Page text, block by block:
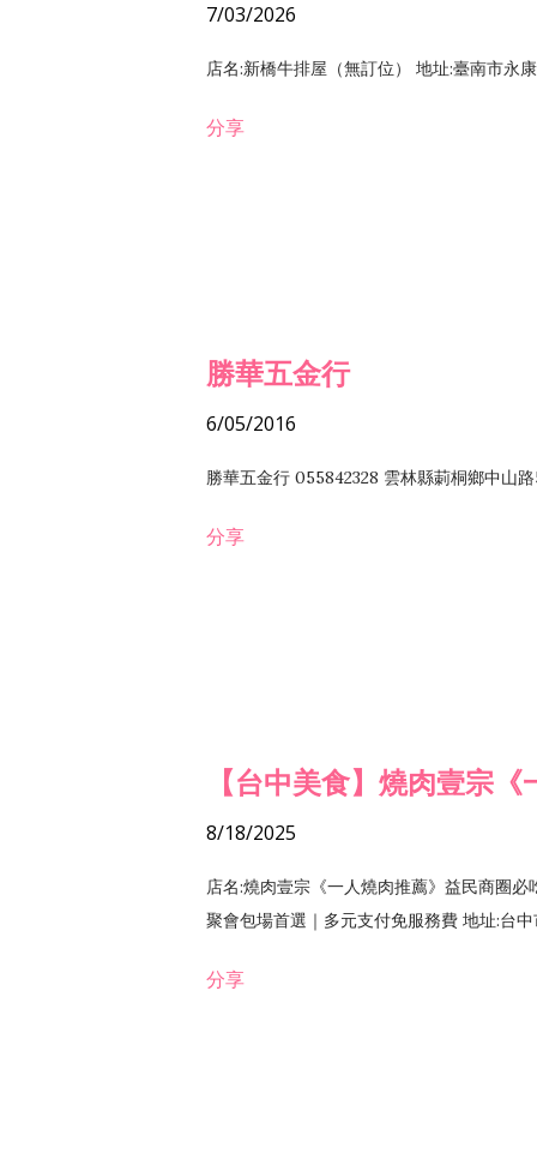
7/03/2026
店名:新橋牛排屋（無訂位） 地址:臺南市永
分享
勝華五金行
6/05/2016
勝華五金行 055842328 雲林縣莿桐鄉中山
分享
【台中美食】燒肉壹宗
8/18/2025
店名:燒肉壹宗《一人燒肉推薦》益民商圈
聚會包場首選｜多元支付免服務費 地址:台
分享